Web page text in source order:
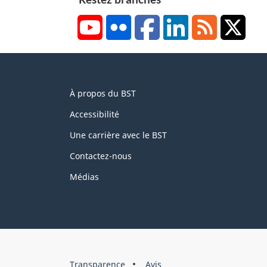
YouTubeFlickr FacebookLinkedInRSS
this
site
À propos du BST
Accessibilité
Une carrière avec le BST
Contactez-nous
Médias
About
Brand
Transparence Avis